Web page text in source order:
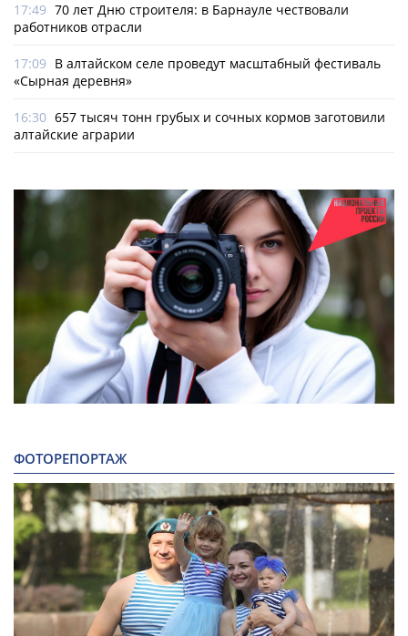
17:49 70 лет Дню строителя: в Барнауле чествовали
работников отрасли
17:09 В алтайском селе проведут масштабный фестиваль
«Сырная деревня»
16:30 657 тысяч тонн грубых и сочных кормов заготовили
алтайские аграрии
ФОТОРЕПОРТАЖ